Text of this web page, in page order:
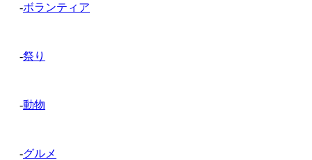
-ボランティア
-祭り
-動物
-グルメ